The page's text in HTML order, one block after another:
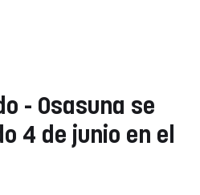
- Osasuna se
4 de junio en el